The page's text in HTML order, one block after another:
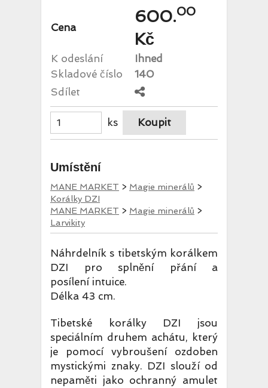
Cena
600.00
Kč
K odeslání
Ihned
Skladové číslo
140
Sdílet
ks
Umístění
MANE MARKET > Magie minerálů >
Korálky DZI
MANE MARKET > Magie minerálů >
Larvikity
Náhrdelník s tibetským korálkem
DZI pro splnění přání a
posílení intuice.
Délka 43 cm.
Tibetské korálky DZI jsou
speciálním druhem achátu, který
je pomocí vybroušení ozdoben
mystickými znaky. DZI slouží od
nepaměti jako ochranný amulet